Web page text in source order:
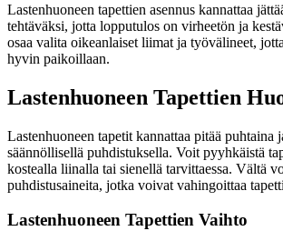
Lastenhuoneen tapettien asennus kannattaa
tehtäväksi, jotta lopputulos on virheetön ja
osaa valita oikeanlaiset liimat ja työvälineet,
hyvin paikoillaan.
Lastenhuoneen Tapettien
Lastenhuoneen tapetit kannattaa pitää puhtaina
säännöllisellä puhdistuksella. Voit pyyhkäistä
kostealla liinalla tai sienellä tarvittaessa. Vältä
puhdistusaineita, jotka voivat vahingoittaa
Lastenhuoneen Tapettien Vaihto